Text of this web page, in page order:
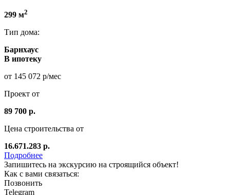
299 м2
Тип дома:
Барнхаус
В ипотеку
от 145 072 р/мес
Проект от
89 700 р.
Цена строительства от
16.671.283 р.
Подробнее
Запишитесь на экскурсию на строящийся объект!
Как с вами связаться:
Позвонить
Telegram